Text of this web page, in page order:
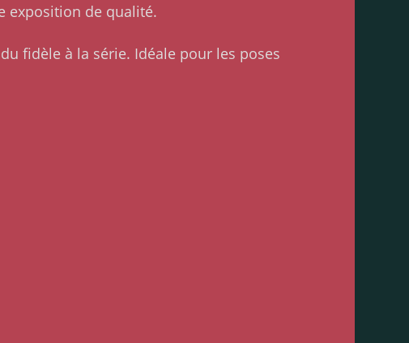
exposition de qualité.
fidèle à la série. Idéale pour les poses